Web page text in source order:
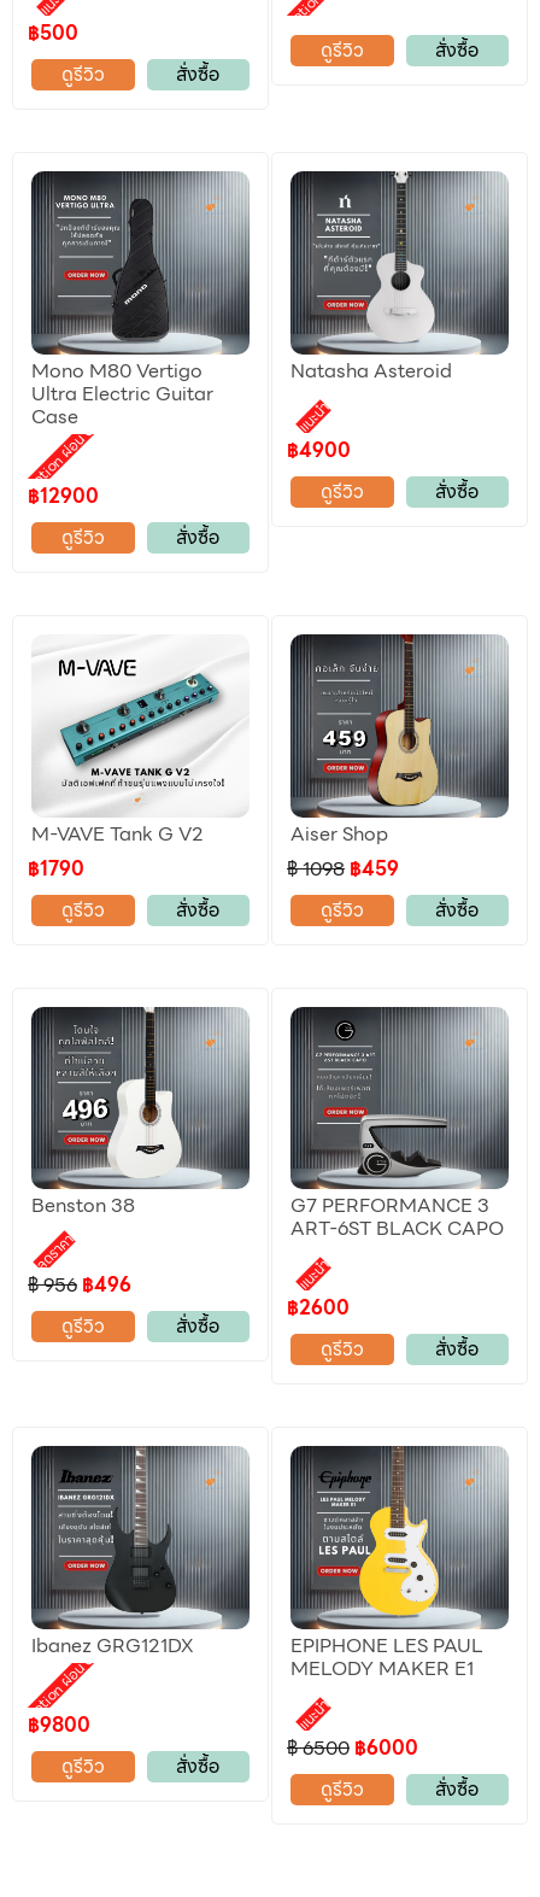
฿500
ดูรีวิว
สั่งซื้อ
ดูรีวิว สั่งซื้อ
Mono M80 Vertigo
Ultra Electric Guitar
Case
Promotion ผ่อน 0%
฿12900
ดูรีวิว
สั่งซื้อ
Natasha Asteroid
แนะนำ
฿4900
ดูรีวิว
สั่งซื้อ
M-VAVE Tank G V2
฿1790
ดูรีวิว
สั่งซื้อ
Aiser Shop
฿ 1098 ฿459
ดูรีวิว
สั่งซื้อ
Benston 38
ลดราคา
฿ 956 ฿496
ดูรีวิว
สั่งซื้อ
G7 PERFORMANCE 3
ART-6ST BLACK CAPO
แนะนำ
฿2600
ดูรีวิว
สั่งซื้อ
Ibanez GRG121DX
Promotion ผ่อน 0%
฿9800
ดูรีวิว
สั่งซื้อ
EPIPHONE LES PAUL
MELODY MAKER E1
แนะนำ
฿ 6500 ฿6000
ดูรีวิว
สั่งซื้อ